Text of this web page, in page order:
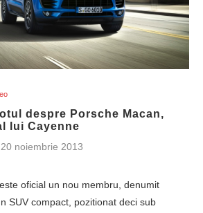
despre Porsche Macan,
lui Cayenne
20 noiembrie 2013
oficial un nou membru, denumit
SUV compact, pozitionat deci sub